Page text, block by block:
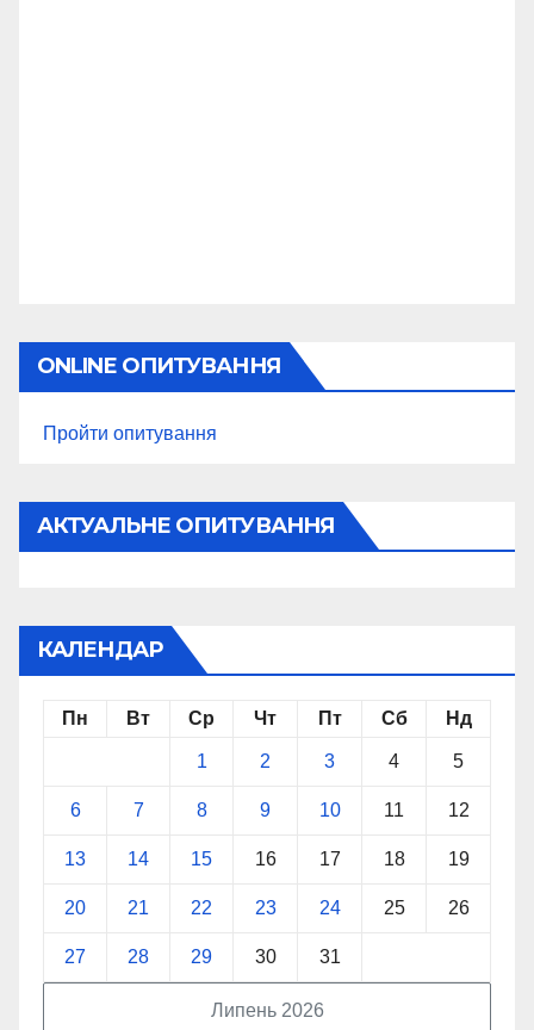
ONLINE ОПИТУВАННЯ
Пройти опитування
АКТУАЛЬНЕ ОПИТУВАННЯ
КАЛЕНДАР
Липень 2026
Пн Вт Ср Чт Пт Сб Нд
1 2 3 4 5
6 7 8 9 10 11 12
13 14 15 16 17 18 19
20 21 22 23 24 25 26
27 28 29 30 31